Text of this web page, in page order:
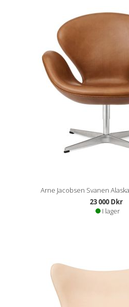
Arne Jacobsen Svanen
23 000 Dkr
I lager